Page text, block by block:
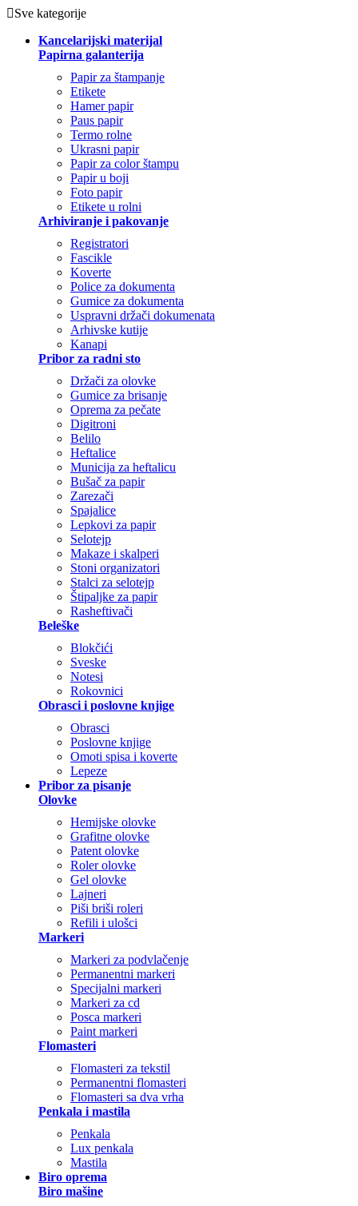
Sve kategorije
Kancelarijski materijal
Papirna galanterija
Papir za štampanje
Etikete
Hamer papir
Paus papir
Termo rolne
Ukrasni papir
Papir za color štampu
Papir u boji
Foto papir
Etikete u rolni
Arhiviranje i pakovanje
Registratori
Fascikle
Koverte
Police za dokumenta
Gumice za dokumenta
Uspravni držači dokumenata
Arhivske kutije
Kanapi
Pribor za radni sto
Držači za olovke
Gumice za brisanje
Oprema za pečate
Digitroni
Belilo
Heftalice
Municija za heftalicu
Bušač za papir
Zarezači
Spajalice
Lepkovi za papir
Selotejp
Makaze i skalperi
Stoni organizatori
Stalci za selotejp
Štipaljke za papir
Rasheftivači
Beleške
Blokčići
Sveske
Notesi
Rokovnici
Obrasci i poslovne knjige
Obrasci
Poslovne knjige
Omoti spisa i koverte
Lepeze
Pribor za pisanje
Olovke
Hemijske olovke
Grafitne olovke
Patent olovke
Roler olovke
Gel olovke
Lajneri
Piši briši roleri
Refili i ulošci
Markeri
Markeri za podvlačenje
Permanentni markeri
Specijalni markeri
Markeri za cd
Posca markeri
Paint markeri
Flomasteri
Flomasteri za tekstil
Permanentni flomasteri
Flomasteri sa dva vrha
Penkala i mastila
Penkala
Lux penkala
Mastila
Biro oprema
Biro mašine